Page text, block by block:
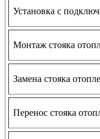
Установка с
Монтаж стояка
Замена стояка
Перенос стояка